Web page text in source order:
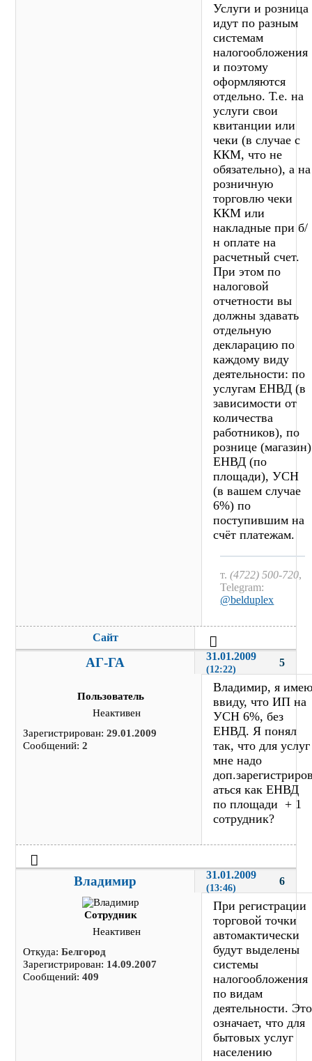
Услуги и розница
идут по разным
системам
налогообложения
и поэтому
оформляются
отдельно. Т.е. на
услуги свои
квитанции или
чеки (в случае с
ККМ, что не
обязательно), а на
розничную
торговлю чеки
ККМ или
накладные при б/
н оплате на
расчетный счет.
При этом по
налоговой
отчетности вы
должны здавать
отдельную
декларацию по
каждому виду
деятельности: по
услугам ЕНВД (в
зависимости от
количества
работников), по
рознице (магазин)
ЕНВД (по
площади), УСН
(в вашем случае
6%) по
поступившим на
счёт платежам.
т.(4722) 500-720,
Telegram:
@belduplex
Сайт
5
АГ-ГА 31.01.2009
(12:22)
Пользователь
Неактивен
Зарегистрирован:29.01.2009
Сообщений:2
Владимир, я
ввиду, что ИП на
УСН 6%, без
ЕНВД. Я понял
так, что для услуг
мне надо
аться как ЕНВД
по площади + 1
сотрудник?
6
Владимир 31.01.2009
(13:46)
Сотрудник
Неактивен
Откуда:Белгород
Зарегистрирован: 14.09.2007
Сообщений:409
При регистрации
торговой точки
автомактически
будут выделены
системы
налогообложения
по видам
деятельности. Это
означает, что для
бытовых услуг
населению